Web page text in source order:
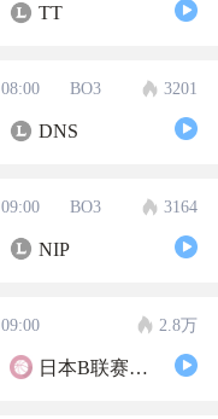
TT
08:00 BO3 3201
DNS
09:00 BO3 3164
NIP
09:00 2.8万
日本B联赛联队